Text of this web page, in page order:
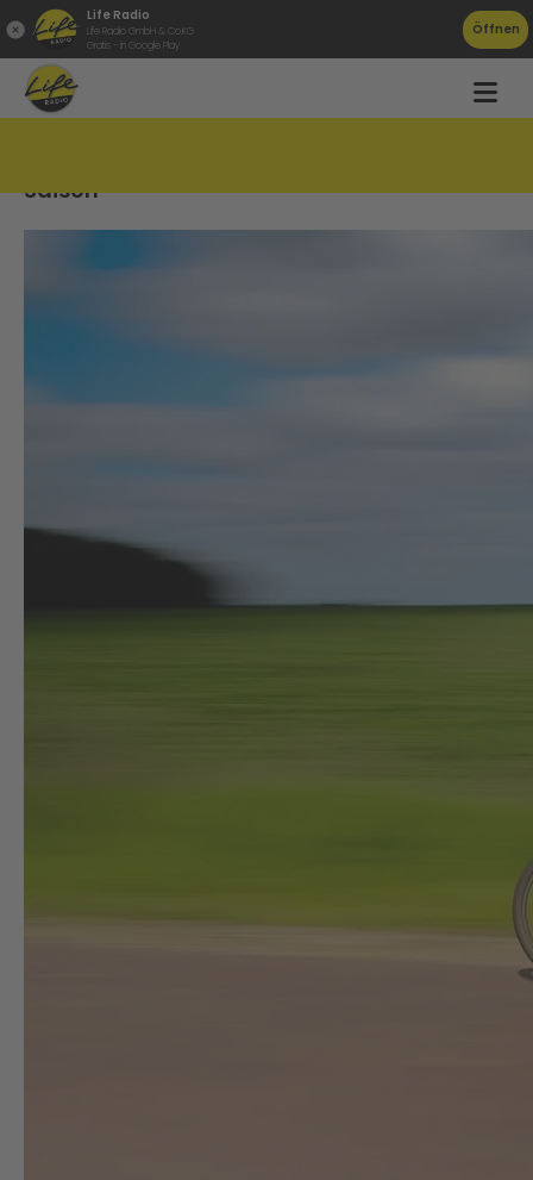
Life Radio
Life Radio GmbH & Co.KG
Gratis - in Google Play
Öffnen
Saison